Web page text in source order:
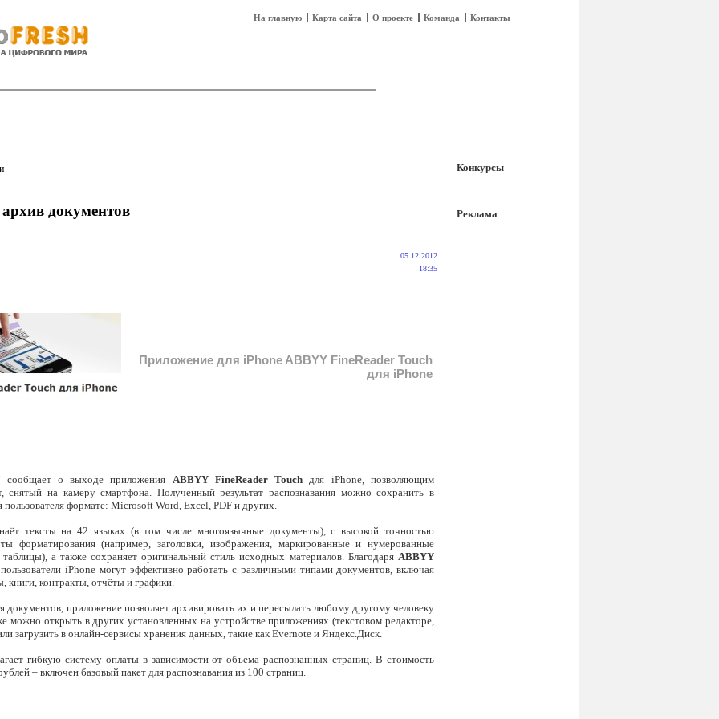
На главную Карта сайта О проекте Команда Контакты
документов
Приложение для iPhone ABBYY FineReader Touch
для iPhone
05.12.2012
18:35
сообщает о выходе приложения ABBYY FineReader Touch для iPhone, позволяющим
снятый на камеру смартфона. Полученный результат распознавания можно сохранить в
формате: Microsoft Word, Excel, PDF и других.
тексты на 42 языках (в том числе многоязычные документы), с высокой точностью
форматирования (например, заголовки, изображения, маркированные и нумерованные
а также сохраняет оригинальный стиль исходных материалов. Благодаря ABBYY
iPhone могут эффективно работать с различными типами документов, включая
контракты, отчёты и графики.
документов, приложение позволяет архивировать их и пересылать любому другому человеку
можно открыть в других установленных на устройстве приложениях (текстовом редакторе,
загрузить в онлайн-сервисы хранения данных, такие как Evernote и Яндекс.Диск.
гибкую систему оплаты в зависимости от объема распознанных страниц. В стоимость
– включен базовый пакет для распознавания из 100 страниц.
Конкурсы
Реклама